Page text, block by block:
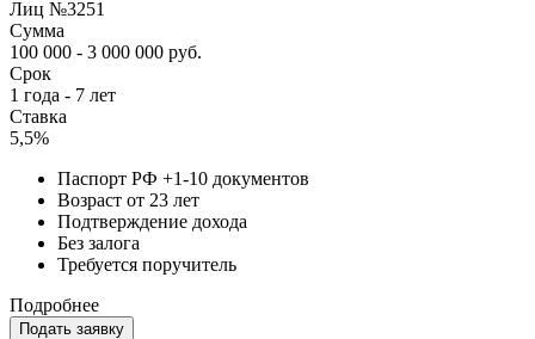
Лиц №3251
Сумма
100 000 - 3 000 000 руб.
Срок
1 года - 7 лет
Ставка
5,5%
Паспорт РФ +1-10 документов
Возраст от 23 лет
Подтверждение дохода
Без залога
Требуется поручитель
Подробнее
Подать заявку